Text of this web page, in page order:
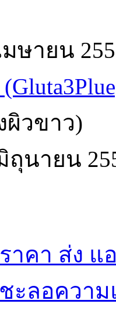
มษายน
ผิวขาว)
ถุนายน
ราคา ส่ง
ะลอควา